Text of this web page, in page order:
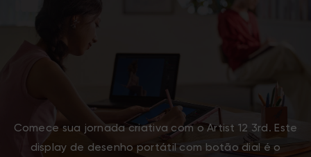
Comece sua jornada criativa com o Artist 12 3rd. Este
display de desenho portátil com botão dial é o